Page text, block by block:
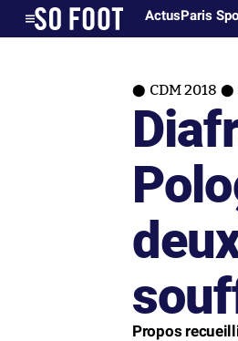
ActusParis
CDM 2018
Propos